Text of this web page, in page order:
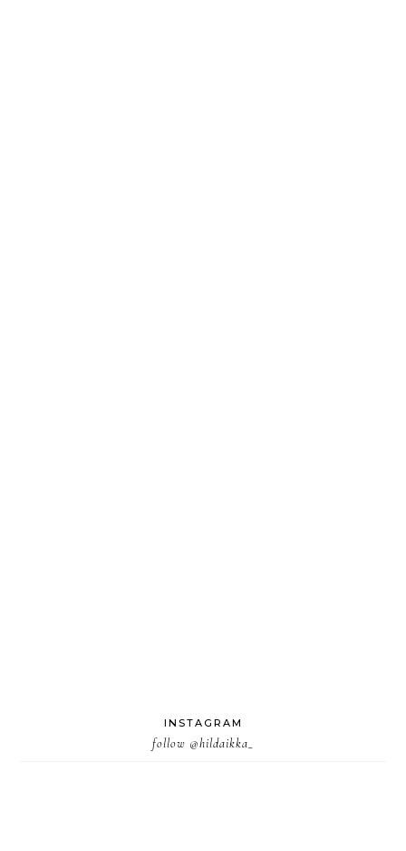
INSTAGRAM
follow @hildaikka_